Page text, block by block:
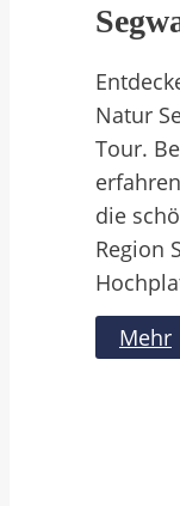
Natur
Tour.
die
Region
Mehr